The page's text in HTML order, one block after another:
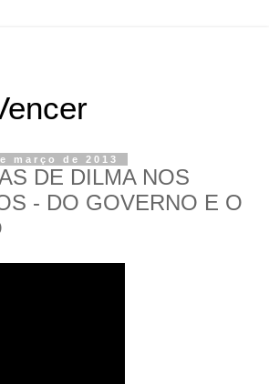
março de 2013
DE DILMA NOS
- DO GOVERNO E O